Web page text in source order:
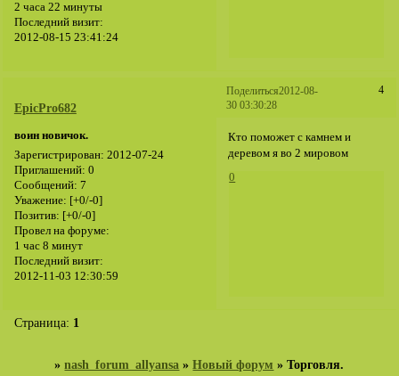
2 часа 22 минуты
Последний визит:
2012-08-15 23:41:24
Поделиться 4
2012-08-
30 03:30:28
EpicPro682
воин новичок.
Зарегистрирован: 2012-07-24
Приглашений: 0
Сообщений: 7
Уважение: [+0/-0]
Позитив: [+0/-0]
Провел на форуме:
1 час 8 минут
Последний визит:
2012-11-03 12:30:59
Кто поможет с камнем и
деревом я во 2 мировом
0
Страница: 1
»nash_forum_allyansa »Новый форум »Торговля.